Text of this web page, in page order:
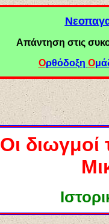
Απάντηση στις
Ορθόδοξη Ο
Οι διωγμοί